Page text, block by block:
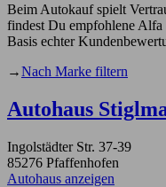
Beim Autokauf spielt
findest Du empfohlene
Basis echter
→Nach Marke filtern
Autohaus
Ingolstädter Str. 37-39
85276 Pfaffenhofen
Autohaus anzeigen